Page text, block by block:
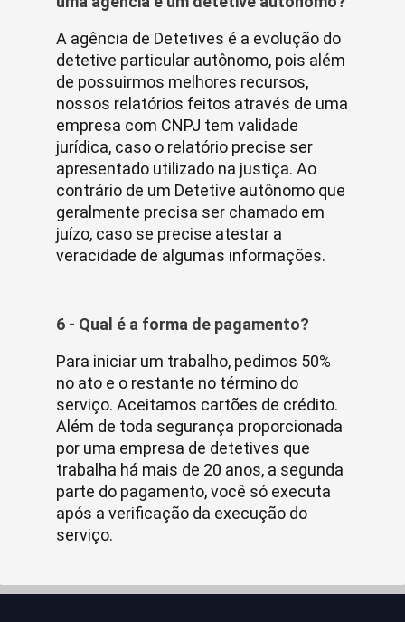
A agência de Detetives é a evolução do
detetive particular autônomo, pois além
de possuirmos melhores recursos,
nossos relatórios feitos através de uma
empresa com CNPJ tem validade
jurídica, caso o relatório precise ser
apresentado utilizado na justiça. Ao
contrário de um Detetive autônomo que
geralmente precisa ser chamado em
juízo, caso se precise atestar a
veracidade de algumas informações.
6 - Qual é a forma de pagamento?
Para iniciar um trabalho, pedimos 50%
no ato e o restante no término do
serviço. Aceitamos cartões de crédito.
Além de toda segurança proporcionada
por uma empresa de detetives que
trabalha há mais de 20 anos, a segunda
parte do pagamento, você só executa
após a verificação da execução do
serviço.